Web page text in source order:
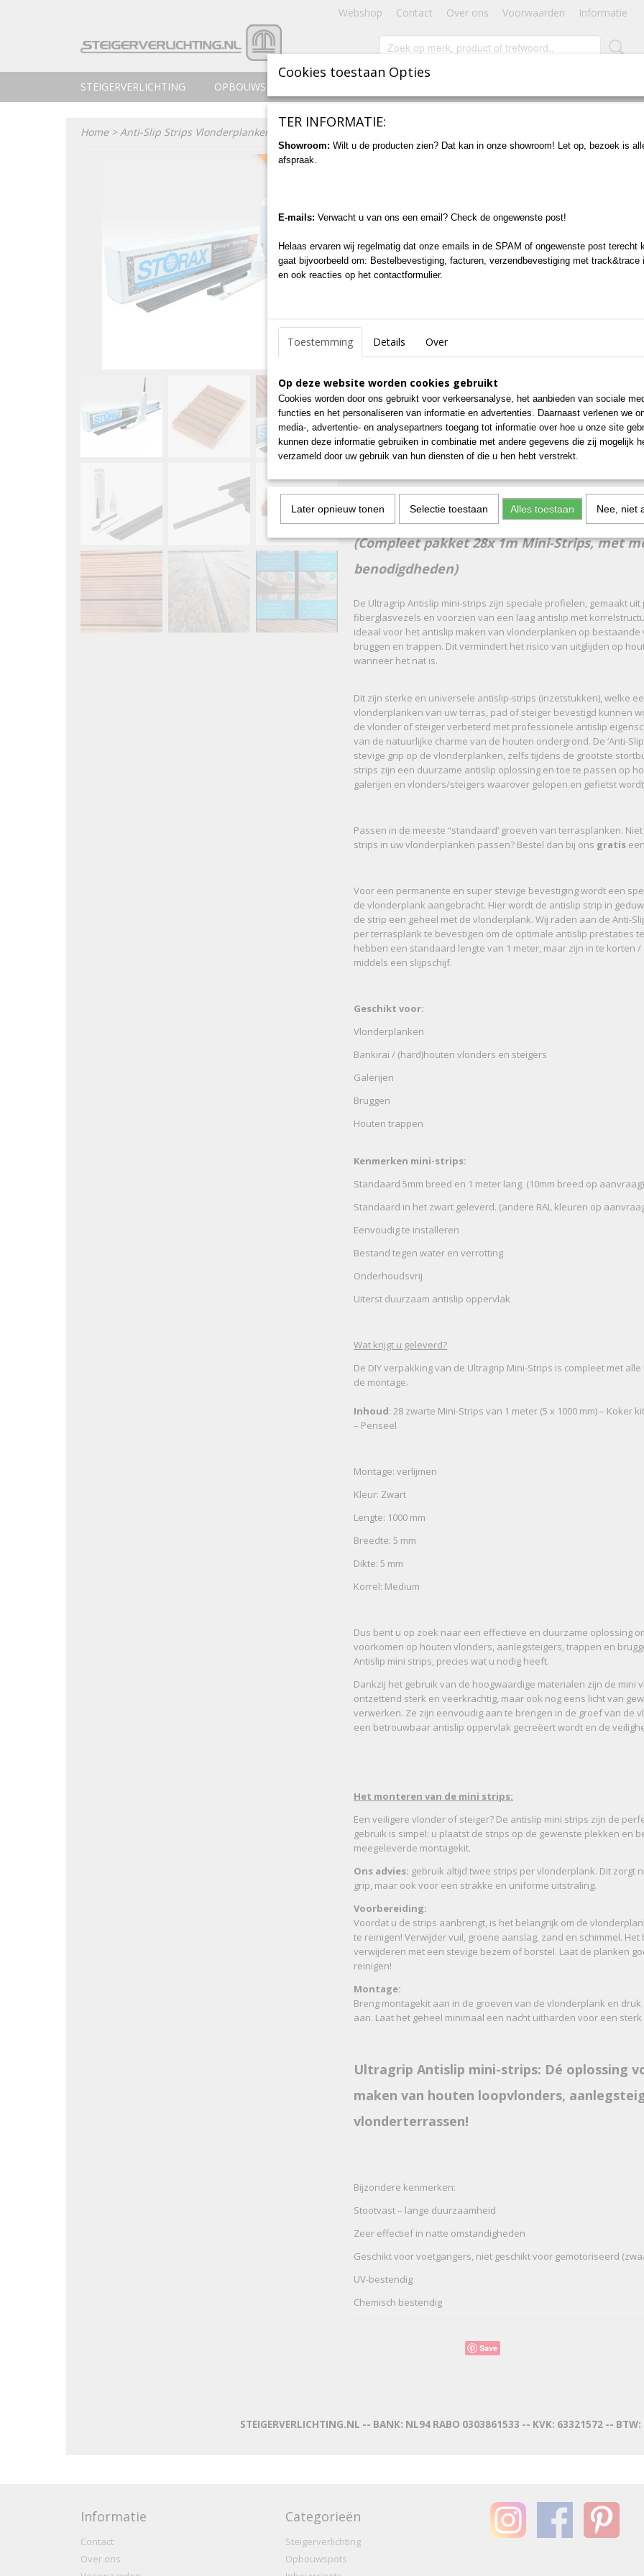
Webshop Contact Over ons Voorwaarden Informatie
STEIGERVERLICHTING OPBOUWSPOTS
Home> Anti-Slip Strips Vlonderplanken
€ 199,00
Levertijd 1 tot 3 werkdagen
Aantal
IN WINKELWAGEN
Specificaties
Bruto gewicht
1,50 Kg
Afmetingen (l,b,h)
100 x 15 x 10 cm
Omschrijving
Anti-Slip Strips (DIY pakket
Antislip oplossing voor vlonderplanken
(Compleet pakket 28x 1m Mini-Strips, met
benodigdheden)
De Ultragrip Antislip mini-strips zijn speciale profielen, gemaakt
fiberglasvezels en voorzien van een laag antislip met
ideaal voor het antislip maken van vlonderplanken op bestaande
bruggen en trappen. Dit vermindert het risico van uitglijden op
wanneer het nat is.
Dit zijn sterke en universele antislip-strips (inzetstukken), welke
vlonderplanken van uw terras, pad of steiger bevestigd kunnen
de vlonder of steiger verbeterd met professionele antislip
van de natuurlijke charme van de houten ondergrond. De ‘Anti-
stevige grip op de vlonderplanken, zelfs tijdens de grootste
strips zijn een duurzame antislip oplossing en toe te passen op
galerijen en vlonders/steigers waarover gelopen en gefietst
Passen in de meeste “standaard’ groeven van terrasplanken.
strips in uw vlonderplanken passen? Bestel dan bij ons gratis
Voor een permanente en super stevige bevestiging wordt een
de vlonderplank aangebracht. Hier wordt de antislip strip in
de strip een geheel met de vlonderplank. Wij raden aan de Anti-
per terrasplank te bevestigen om de optimale antislip prestaties
hebben een standaard lengte van 1 meter, maar zijn in te korten
middels een slijpschijf.
Geschikt voor:
Vlonderplanken
Bankirai / (hard)houten vlonders en steigers
Galerijen
Bruggen
Houten trappen
Kenmerken mini-strips:
Standaard 5mm breed en 1 meter lang. (10mm breed op aanvraag)
Standaard in het zwart geleverd. (andere RAL kleuren op
Eenvoudig te installeren
Bestand tegen water en verrotting
Onderhoudsvrij
Uiterst duurzaam antislip oppervlak
Wat krijgt u geleverd?
De DIY verpakking van de Ultragrip Mini-Strips is compleet met
de montage.
Inhoud: 28 zwarte Mini-Strips van 1 meter (5 x 1000 mm) – Koker
– Penseel
Montage: verlijmen
Kleur: Zwart
Lengte: 1000 mm
Breedte: 5 mm
Dikte: 5 mm
Korrel: Medium
Dus bent u op zoek naar een effectieve en duurzame oplossing
voorkomen op houten vlonders, aanlegsteigers, trappen en
Antislip mini strips, precies wat u nodig heeft.
Dankzij het gebruik van de hoogwaardige materialen zijn de mini
ontzettend sterk en veerkrachtig, maar ook nog eens licht van
verwerken. Ze zijn eenvoudig aan te brengen in de groef van de
een betrouwbaar antislip oppervlak gecreëert wordt en de
Het monteren van de mini strips:
Een veiligere vlonder of steiger? De antislip mini strips zijn de
gebruik is simpel: u plaatst de strips op de gewenste plekken en
meegeleverde montagekit.
Ons advies: gebruik altijd twee strips per vlonderplank. Dit zorgt
grip, maar ook voor een strakke en uniforme uitstraling.
Voorbereiding:
Voordat u de strips aanbrengt, is het belangrijk om de
te reinigen! Verwijder vuil, groene aanslag, zand en schimmel.
verwijderen met een stevige bezem of borstel. Laat de planken
reinigen!
Montage:
Breng montagekit aan in de groeven van de vlonderplank en
aan. Laat het geheel minimaal een nacht uitharden voor een
Ultragrip Antislip mini-strips: Dé oplossing
maken van houten loopvlonders,
vlonderterrassen!
Bijzondere kenmerken:
Stootvast – lange duurzaamheid
Zeer effectief in natte omstandigheden
Geschikt voor voetgangers, niet geschikt voor gemotoriseerd
UV-bestendig
Chemisch bestendig
Save
STEIGERVERLICHTING.NL -- BANK: NL94 RABO 0303861533 -- KVK: 63321572 --
Informatie
Contact
Over ons
Categorieën
Steigerverlichting
Opbouwspots
Cookies toestaan Opties
TER INFORMATIE:
Showroom: Wilt u de producten zien? Dat kan in onze showroom! Let op, bezoek is
afspraak.
E-mails: Verwacht u van ons een email? Check de ongewenste post!
Helaas ervaren wij regelmatig dat onze emails in de SPAM of ongewenste post terecht
gaat bijvoorbeeld om: Bestelbevestiging, facturen, verzendbevestiging met track&trace
en ook reacties op het contactformulier.
Toestemming Details Over
Op deze website worden cookies gebruikt
Cookies worden door ons gebruikt voor verkeersanalyse, het aanbieden van sociale
functies en het personaliseren van informatie en advertenties. Daarnaast verlenen we
media-, advertentie- en analysepartners toegang tot informatie over hoe u onze site
kunnen deze informatie gebruiken in combinatie met andere gegevens die zij mogelijk
verzameld door uw gebruik van hun diensten of die u hen hebt verstrekt.
Later opnieuw tonen Selectie toestaan Alles toestaan Nee, niet